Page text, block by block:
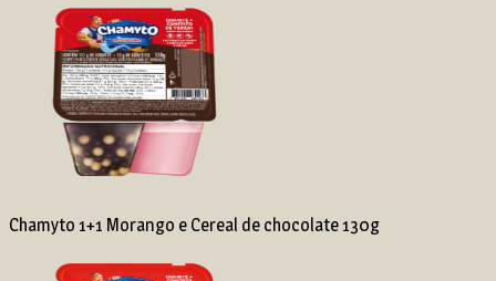
Chamyto 1+1 Morango e Cereal de chocolate 130g